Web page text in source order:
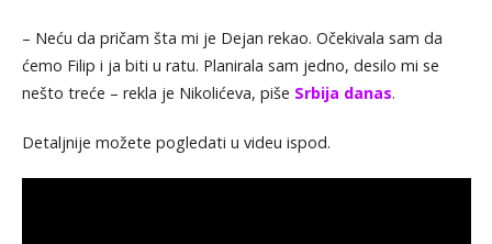
– Neću da pričam šta mi je Dejan rekao. Očekivala sam da
ćemo Filip i ja biti u ratu. Planirala sam jedno, desilo mi se
nešto treće – rekla je Nikolićeva, piše Srbija danas.
Detaljnije možete pogledati u videu ispod.